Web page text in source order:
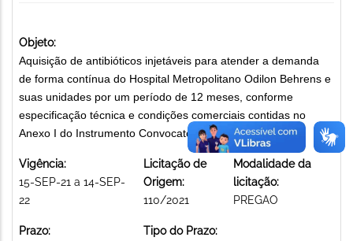
Objeto:
Aquisição de antibióticos injetáveis para atender a demanda
de forma contínua do Hospital Metropolitano Odilon Behrens e
suas unidades por um período de 12 meses, conforme
especificação técnica e condições comerciais contidas no
Anexo I do Instrumento Convocatório. MEDICAMENTOS
Vigência:
15-SEP-21 a 14-SEP-
22
Licitação de
Origem:
110/2021
Modalidade da
licitação:
PREGAO
Prazo:
Tipo do Prazo: